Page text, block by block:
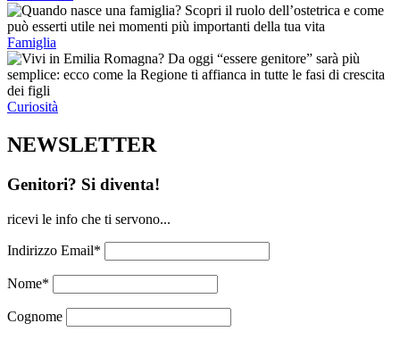
Famiglia
Curiosità
NEWSLETTER
Genitori? Si diventa!
ricevi le info che ti servono...
Indirizzo Email*
Nome*
Cognome